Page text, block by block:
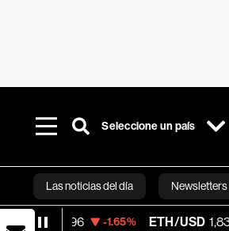
Seleccione un país
Las noticias del día Newsletters
ETH/USD 1,836.948 -2.39%